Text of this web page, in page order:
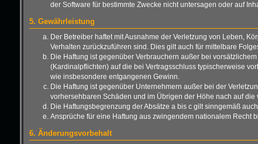
der Software für bestimmte Zwecke nicht untersagen oder auf
5. Gewährleistung
Der Betreiber haftet mit Ausnahme der Verletzung von Leben,
Verhalten zurückzuführen sind. Dies gilt auch für mittelbare
Die Haftung ist gegenüber Verbrauchern außer bei
(Kardinalpflichten) auf die bei Vertragsschluss typischerweise
wie insbesondere entgangenen Gewinn.
Die Haftung ist gegenüber Unternehmern außer bei der
vorhersehbaren Schäden und im Übrigen der Höhe nach auf
Die Haftungsbegrenzung der Absätze a bis c gilt sinngemäß
Ansprüche für eine Haftung aus zwingendem nationalem Recht
6. Änderungsvorbehalt